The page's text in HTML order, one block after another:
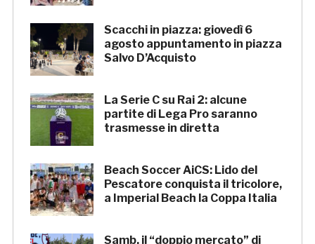
Scacchi in piazza: giovedì 6
agosto appuntamento in piazza
Salvo D’Acquisto
La Serie C su Rai 2: alcune
partite di Lega Pro saranno
trasmesse in diretta
Beach Soccer AiCS: Lido del
Pescatore conquista il tricolore,
a Imperial Beach la Coppa Italia
Samb, il “doppio mercato” di